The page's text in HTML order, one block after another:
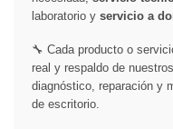
laboratorio y servicio a
🔧 Cada producto o
real y respaldo de
diagnóstico, reparación y
de escritorio.